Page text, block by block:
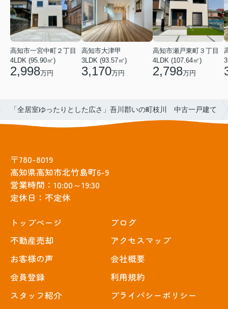
高知市一宮中町２丁目
4LDK (95.90㎡)
2,998万円
高知市大津甲
3LDK (93.57㎡)
3,170万円
高知市瀬戸東町３丁目
4LDK (107.64㎡)
2,798万円
「全居室ゆったりとした広さ」吾川郡いの町枝川 中古一戸建て
〒780-8019
高知県高知市北竹島町6-9
営業時間：10:00～19:30
定休日：不定休
トップぺージ
不動産売却
お客様の声
会員登録
スタッフ紹介
ブログ
アクセスマップ
会社概要
利用規約
プライバシーポリシー